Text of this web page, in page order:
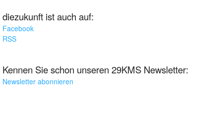
diezukunft ist auch auf:
Facebook
RSS
Kennen Sie schon unseren 29KMS Newsletter:
Newsletter abonnieren